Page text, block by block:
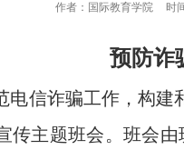
作者：国际教育学院 时
预防诈
诈骗工作，构建
传主题班会。班会